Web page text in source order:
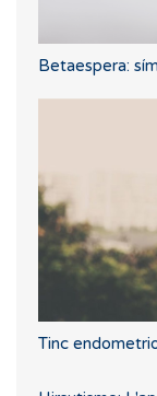
Betaespera:
Tinc